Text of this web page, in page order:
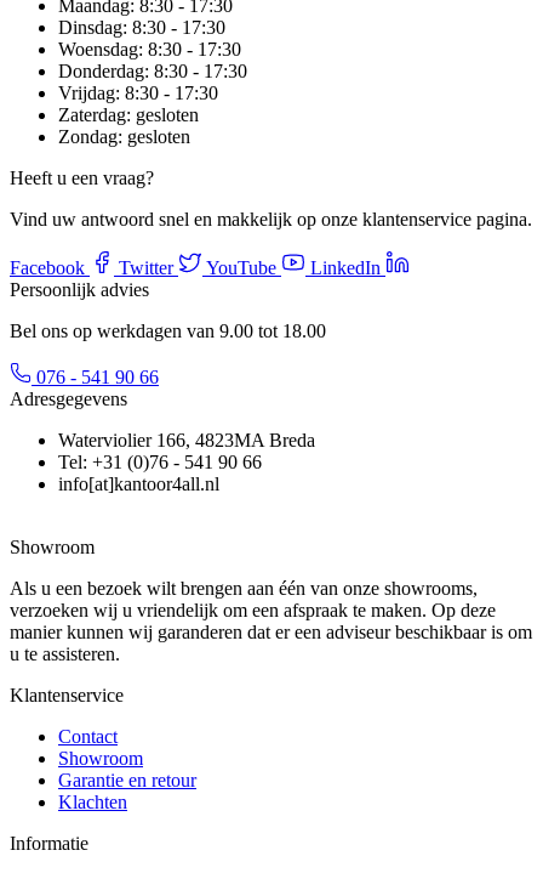
Maandag: 8:30 - 17:30
Dinsdag: 8:30 - 17:30
Woensdag: 8:30 - 17:30
Donderdag: 8:30 - 17:30
Vrijdag: 8:30 - 17:30
Zaterdag: gesloten
Zondag: gesloten
Heeft u een vraag?
Vind uw antwoord snel en makkelijk op onze klantenservice pagina.
Facebook Twitter YouTube
LinkedIn
Persoonlijk advies
Bel ons op werkdagen van 9.00 tot 18.00
076 - 541 90 66
Adresgegevens
Waterviolier 166, 4823MA Breda
Tel: +31 (0)76 - 541 90 66
info[at]kantoor4all.nl
Showroom
Als u een bezoek wilt brengen aan één van onze showrooms,
verzoeken wij u vriendelijk om een afspraak te maken. Op deze
manier kunnen wij garanderen dat er een adviseur beschikbaar is om
u te assisteren.
Klantenservice
Contact
Showroom
Garantie en retour
Klachten
Informatie